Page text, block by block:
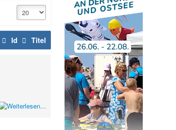
Id Titel